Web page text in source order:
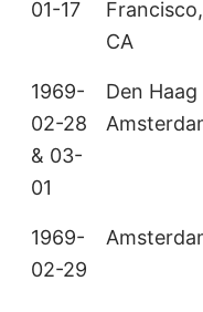
01-17
Francisco,
CA
1969-
02-28
& 03-
01
Den Haag
1969-
02-29